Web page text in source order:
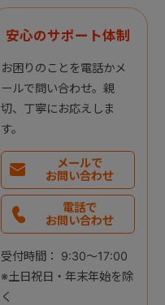
安心のサポート体制
お困りのことを電話かメ
ールで問い合わせ。親
切、丁寧にお応えしま
す。
メールで
お問い合わせ
電話で
お問い合わせ
受付時間： 9:30～17:00
※土日祝日・年末年始を除
く